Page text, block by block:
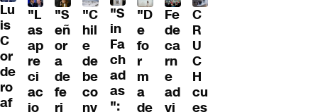
Lu
is
C
or
de
ro
af
"L
as
ap
re
ci
ac
io
"S
eñ
or
a
de
fe
ri
"C
hil
e
de
be
co
nv
"S
in
Fa
ch
ad
as
":
"D
e
fo
r
m
a
de
Fe
de
ca
rn
e
ad
vi
C
R
U
C
H
cu
es